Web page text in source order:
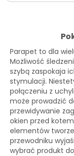
Parapet to dla
Możliwość
szybą zaspokaja
stymulacji.
połączeniu z
może prowadzić
przewidywanie
okien przed
elementów
przewodniku
wybrać produkt